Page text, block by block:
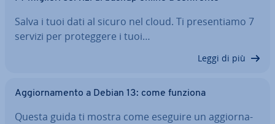
Salva i tuoi dati al sicuro nel cloud. Ti pre­sen­tia­mo 7
servizi per pro­teg­ge­re i tuoi…
Leggi di più
Ag­gior­na­men­to a Debian 13: come funziona
Questa guida ti mostra come eseguire un ag­gior­na­